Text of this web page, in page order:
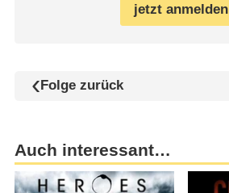
jetzt anmelden
Folge zurück
Auch interessant…